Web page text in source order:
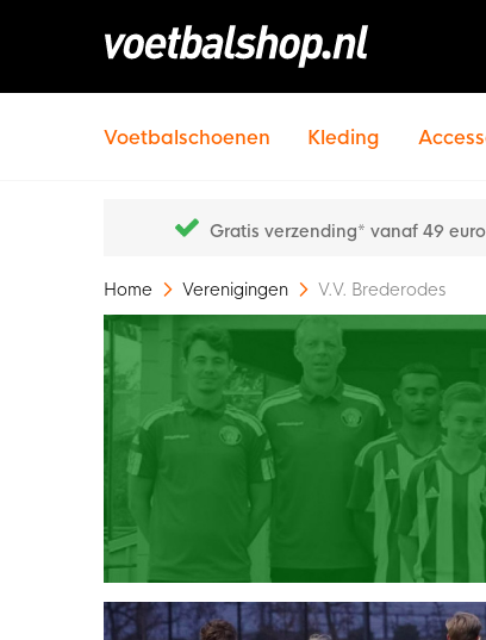
Voetbalschoenen Kleding
Gratis verzending* vanaf 49 euro
Home Verenigingen V.V. Brederodes